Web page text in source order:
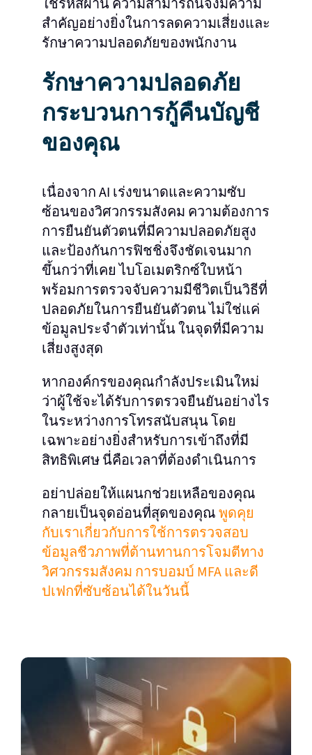
ใช้รหัสผ่าน ความสามารถนี้จึงมีความ
สำคัญอย่างยิ่งในการลดความเสี่ยงและ
รักษาความปลอดภัยของพนักงาน
รักษาความปลอดภัย
กระบวนการกู้คืนบัญชี
ของคุณ
เนื่องจาก AI เร่งขนาดและความซับ
ซ้อนของวิศวกรรมสังคม ความต้องการ
การยืนยันตัวตนที่มีความปลอดภัยสูง
และป้องกันการฟิชชิ่งจึงชัดเจนมาก
ขึ้นกว่าที่เคย ไบโอเมตริกซ์ใบหน้า
พร้อมการตรวจจับความมีชีวิตเป็นวิธีที่
ปลอดภัยในการยืนยันตัวตน ไม่ใช่แค่
ข้อมูลประจำตัวเท่านั้น ในจุดที่มีความ
เสี่ยงสูงสุด
หากองค์กรของคุณกำลังประเมินใหม่
ว่าผู้ใช้จะได้รับการตรวจยืนยันอย่างไร
ในระหว่างการโทรสนับสนุน โดย
เฉพาะอย่างยิ่งสำหรับการเข้าถึงที่มี
สิทธิพิเศษ นี่คือเวลาที่ต้องดำเนินการ
อย่าปล่อยให้แผนกช่วยเหลือของคุณ
กลายเป็นจุดอ่อนที่สุดของคุณพูดคุย
กับเราเกี่ยวกับการใช้การตรวจสอบ
ข้อมูลชีวภาพที่ต้านทานการโจมตีทาง
วิศวกรรมสังคม การบอมบ์ MFA และดี
ปเฟกที่ซับซ้อนได้ในวันนี้